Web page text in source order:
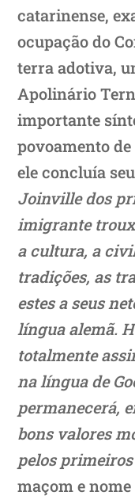
catarinense,
ocupação do
terra adotiva,
Apolinário
importante
povoamento
ele concluía
Joinville dos
imigrante
a cultura, a
tradições, as
estes a seus
língua alemã.
totalmente
na língua de
permanecerá,
bons valores
pelos
maçom e